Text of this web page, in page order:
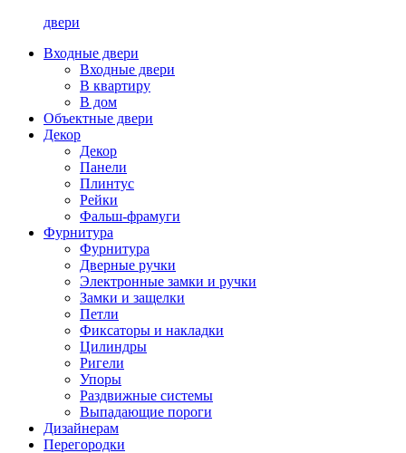
двери
Входные двери
Входные двери
В квартиру
В дом
Объектные двери
Декор
Декор
Панели
Плинтус
Рейки
Фальш-фрамуги
Фурнитура
Фурнитура
Дверные ручки
Электронные замки и ручки
Замки и защелки
Петли
Фиксаторы и накладки
Цилиндры
Ригели
Упоры
Раздвижные системы
Выпадающие пороги
Дизайнерам
Перегородки